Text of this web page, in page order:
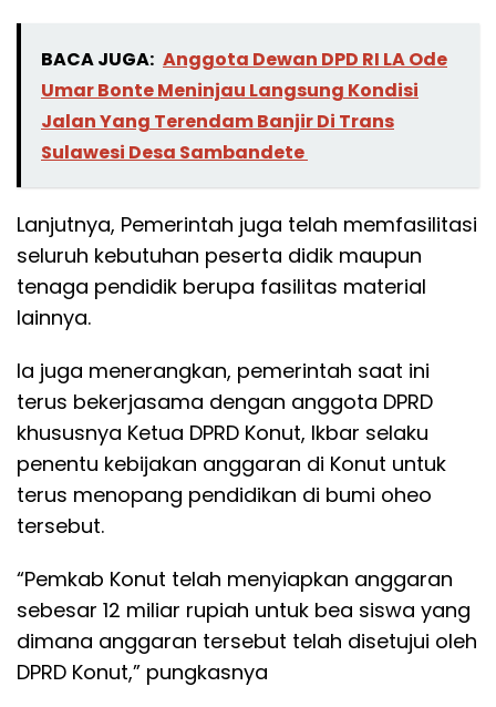
BACA JUGA: Anggota Dewan DPD RI LA Ode
Umar Bonte Meninjau Langsung Kondisi
Jalan Yang Terendam Banjir Di Trans
Sulawesi Desa Sambandete
Lanjutnya, Pemerintah juga telah memfasilitasi
seluruh kebutuhan peserta didik maupun
tenaga pendidik berupa fasilitas material
lainnya.
Ia juga menerangkan, pemerintah saat ini
terus bekerjasama dengan anggota DPRD
khususnya Ketua DPRD Konut, Ikbar selaku
penentu kebijakan anggaran di Konut untuk
terus menopang pendidikan di bumi oheo
tersebut.
“Pemkab Konut telah menyiapkan anggaran
sebesar 12 miliar rupiah untuk bea siswa yang
dimana anggaran tersebut telah disetujui oleh
DPRD Konut,” pungkasnya